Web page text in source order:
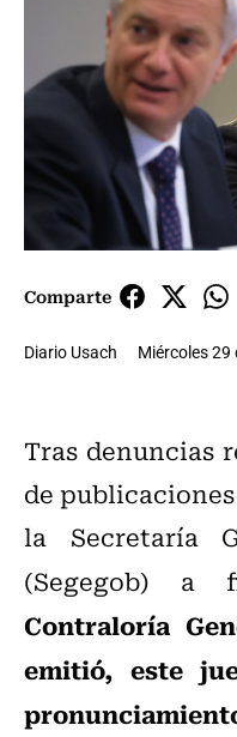
Comparte
Diario Usach Miércoles 29
Tras denuncias
de
la Secretaría
(Segegob) a
Contraloría
emitió, este